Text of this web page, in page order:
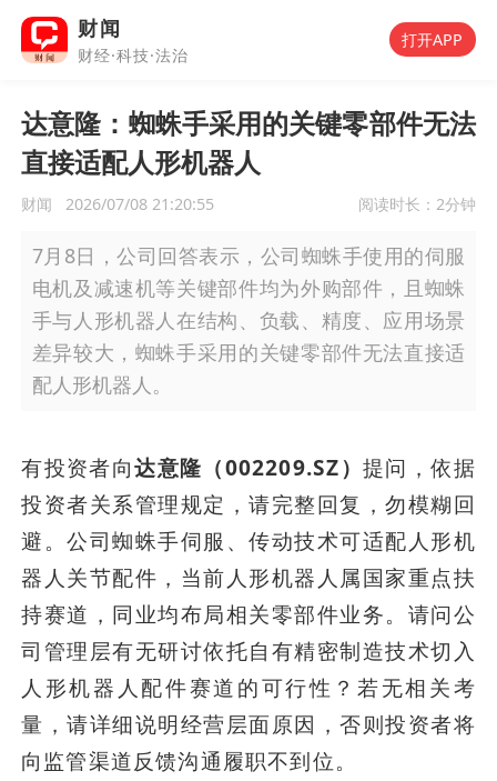
财闻
财经·科技·法治
打开APP
达意隆：蜘蛛手采用的关键零部件无法
直接适配人形机器人
财闻 2026/07/08 21:20:55 阅读时长： 2分钟
7月8日，公司回答表示，公司蜘蛛手使用的伺服
电机及减速机等关键部件均为外购部件，且蜘蛛
手与人形机器人在结构、负载、精度、应用场景
差异较大，蜘蛛手采用的关键零部件无法直接适
配人形机器人。
有投资者向达意隆（002209.SZ）提问，依据
投资者关系管理规定，请完整回复，勿模糊回
避。公司蜘蛛手伺服、传动技术可适配人形机
器人关节配件，当前人形机器人属国家重点扶
持赛道，同业均布局相关零部件业务。请问公
司管理层有无研讨依托自有精密制造技术切入
人形机器人配件赛道的可行性？若无相关考
量，请详细说明经营层面原因，否则投资者将
向监管渠道反馈沟通履职不到位。